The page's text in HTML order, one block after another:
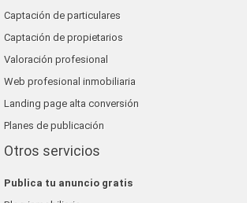
Captación de particulares
Captación de propietarios
Valoración profesional
Web profesional inmobiliaria
Landing page alta conversión
Planes de publicación
Otros servicios
Publica tu anuncio gratis